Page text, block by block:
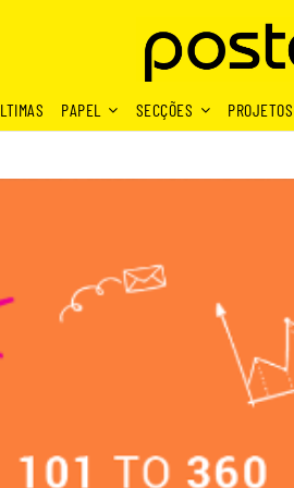
PAPEL SECÇÕES PROJETOS